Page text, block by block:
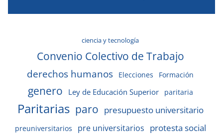
ciencia y tecnología
Convenio Colectivo de Trabajo
derechos humanos Elecciones Formación
genero Ley de Educación Superior paritaria
Paritarias paro presupuesto universitario
preuniversitarios pre universitarios protesta social